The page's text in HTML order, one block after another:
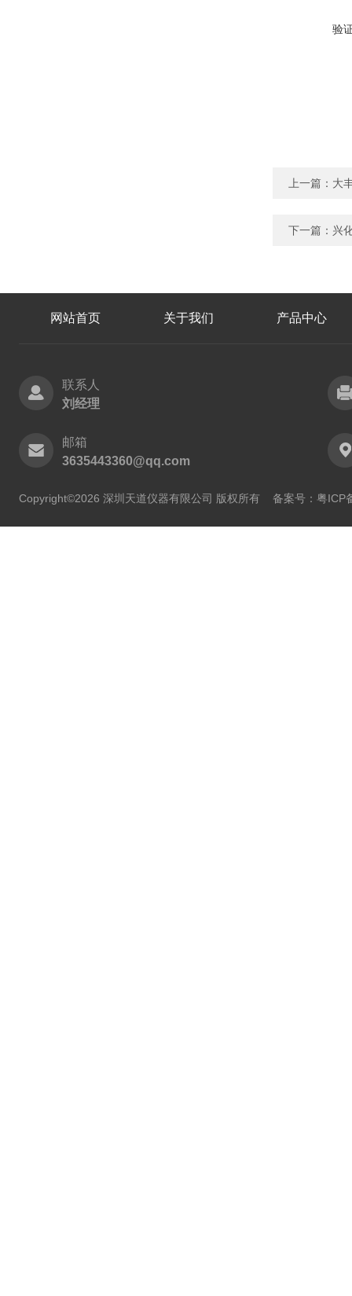
验
上一篇： 大
下一篇： 兴
网站首页 关于我们 产品中心
联系人
刘经理
邮箱
3635443360@qq.com
Copyright©2026 深圳天道仪器有限公司 版权所有 备案号：粤ICP